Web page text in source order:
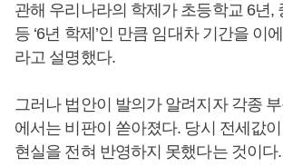
관해 우리나라의 학제가 초등학교 6년,
등 ‘6년 학제’인 만큼 임대차 기간을 이
라고 설명했다.
그러나 법안이 발의가 알려지자 각종
에서는 비판이 쏟아졌다. 당시 전세값
현실을 전혀 반영하지 못했다는 것이다.